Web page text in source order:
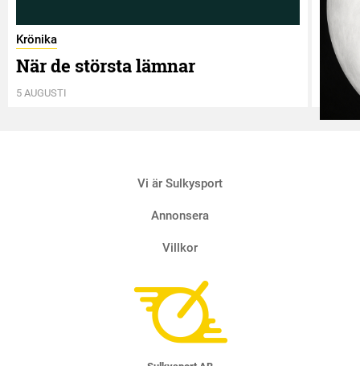
Krönika
När de största lämnar
5 AUGUSTI
Vi är Sulkysport
Annonsera
Villkor